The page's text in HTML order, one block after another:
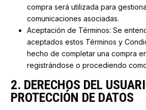
compra será utilizada para
comunicaciones asociadas.
Aceptación de Términos: Se
aceptados estos Términos y
hecho de completar una compra
registrándose o procediendo
2. DERECHOS DEL
PROTECCIÓN DE DATOS